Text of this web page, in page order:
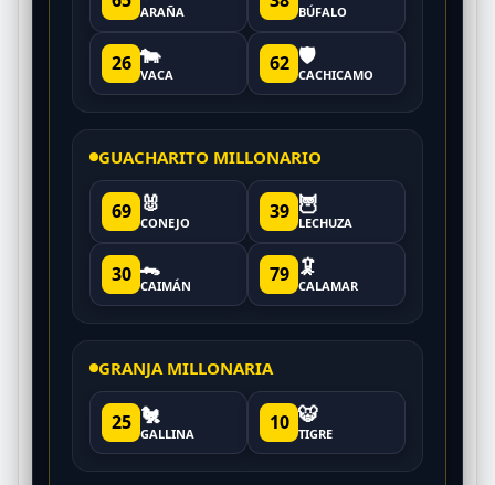
ARAÑA BÚFALO
26 🐄
VACA 62 🛡️
CACHICAMO
GUACHARITO MILLONARIO
69 🐰
CONEJO 39 🦉
LECHUZA
30 🐊
CAIMÁN 79 🦑
CALAMAR
GRANJA MILLONARIA
25 🐔
GALLINA 10 🐯
TIGRE